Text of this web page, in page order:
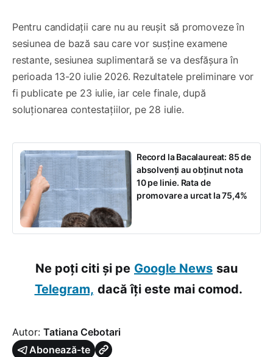
Pentru candidații care nu au reușit să promoveze în
sesiunea de bază sau care vor susține examene
restante, sesiunea suplimentară se va desfășura în
perioada 13-20 iulie 2026. Rezultatele preliminare vor
fi publicate pe 23 iulie, iar cele finale, după
soluționarea contestațiilor, pe 28 iulie.
Record la Bacalaureat: 85 de
absolvenți au obținut nota
10 pe linie. Rata de
promovare a urcat la 75,4%
Ne poți citi și pe Google News sau
Telegram, dacă îți este mai comod.
Autor: Tatiana Cebotari
Abonează-te